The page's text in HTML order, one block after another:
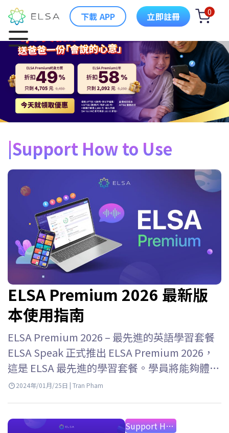
下載 APP 立即註冊 0
Support How to Use
ELSA Premium 2026 最新版
本使用指南
ELSA Premium 2026 – 最先進的英語學習套餐
ELSA Speak 正式推出 ELSA Premium 2026，
這是 ELSA 最先進的學習套餐。學員將能夠體驗
ELSA Speak…
2024年/01月/25日 | Tran Pham
Support How to Use